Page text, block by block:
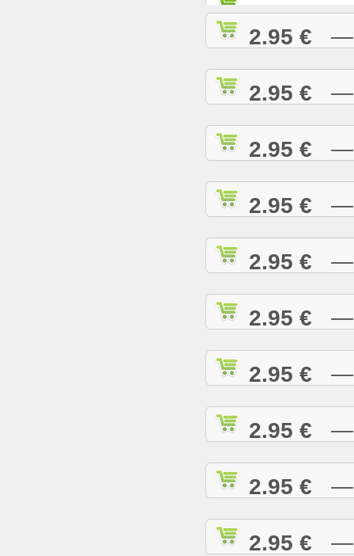
2.95 € —
2.95 € —
2.95 € —
2.95 € —
2.95 € —
2.95 € —
2.95 € —
2.95 € —
2.95 € —
2.95 € —